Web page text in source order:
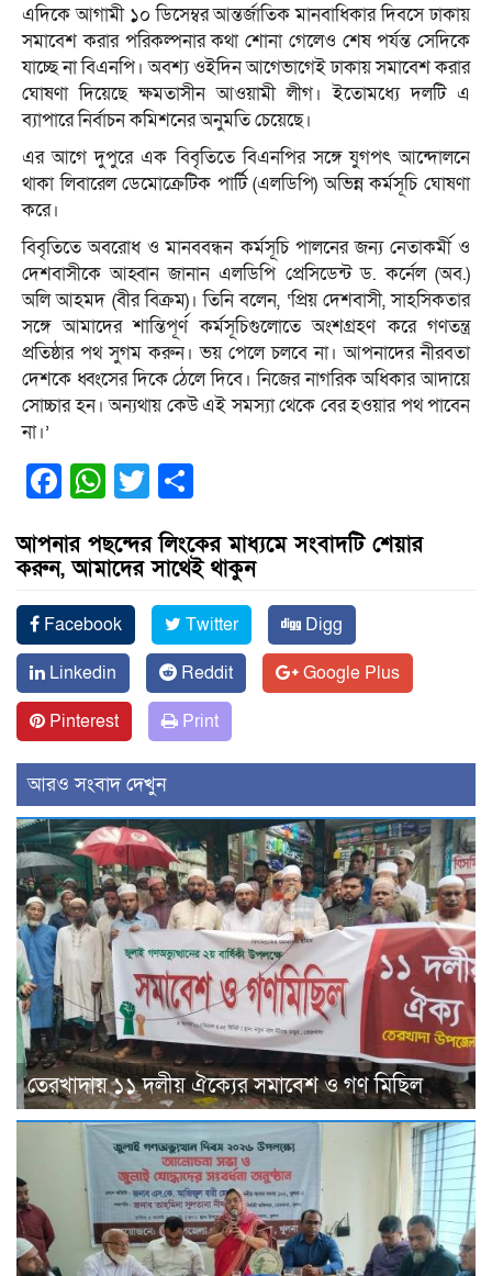
এদিকে আগামী ১০ ডিসেম্বর আন্তর্জাতিক মানবাধিকার দিবসে ঢাকায়
সমাবেশ করার পরিকল্পনার কথা শোনা গেলেও শেষ পর্যন্ত সেদিকে
যাচ্ছে না বিএনপি। অবশ্য ওইদিন আগেভাগেই ঢাকায় সমাবেশ করার
ঘোষণা দিয়েছে ক্ষমতাসীন আওয়ামী লীগ। ইতোমধ্যে দলটি এ
ব্যাপারে নির্বাচন কমিশনের অনুমতি চেয়েছে।
এর আগে দুপুরে এক বিবৃতিতে বিএনপির সঙ্গে যুগপৎ আন্দোলনে
থাকা লিবারেল ডেমোক্রেটিক পার্টি (এলডিপি) অভিন্ন কর্মসূচি ঘোষণা
করে।
বিবৃতিতে অবরোধ ও মানববন্ধন কর্মসূচি পালনের জন্য নেতাকর্মী ও
দেশবাসীকে আহ্বান জানান এলডিপি প্রেসিডেন্ট ড. কর্নেল (অব.)
অলি আহমদ (বীর বিক্রম)। তিনি বলেন, ‘প্রিয় দেশবাসী, সাহসিকতার
সঙ্গে আমাদের শান্তিপূর্ণ কর্মসূচিগুলোতে অংশগ্রহণ করে গণতন্ত্র
প্রতিষ্ঠার পথ সুগম করুন। ভয় পেলে চলবে না। আপনাদের নীরবতা
দেশকে ধ্বংসের দিকে ঠেলে দিবে। নিজের নাগরিক অধিকার আদায়ে
সোচ্চার হন। অন্যথায় কেউ এই সমস্যা থেকে বের হওয়ার পথ পাবেন
না।’
Facebook
WhatsApp
Twitter
আপনার পছন্দের লিংকের মাধ্যমে সংবাদটি শেয়ার
করুন, আমাদের সাথেই থাকুন
Facebook Twitter
Digg
Linkedin
Reddit
Google Plus
Pinterest
Print
আরও সংবাদ দেখুন
তেরখাদায় ১১ দলীয় ঐক্যের সমাবেশ ও গণ মিছিল